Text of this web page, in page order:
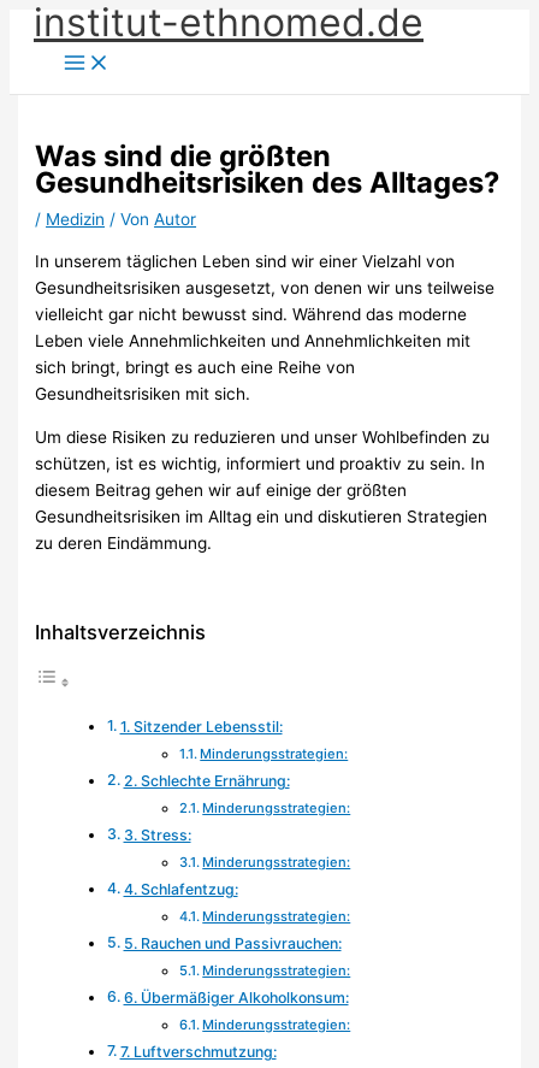
Zum
Inhalt
springen
institut-ethnomed.de
Was sind die größten
Gesundheitsrisiken des Alltages?
/ Medizin / VonAutor
In unserem täglichen Leben sind wir einer Vielzahl von
Gesundheitsrisiken ausgesetzt, von denen wir uns teilweise
vielleicht gar nicht bewusst sind. Während das moderne
Leben viele Annehmlichkeiten und Annehmlichkeiten mit
sich bringt, bringt es auch eine Reihe von
Gesundheitsrisiken mit sich.
Um diese Risiken zu reduzieren und unser Wohlbefinden zu
schützen, ist es wichtig, informiert und proaktiv zu sein. In
diesem Beitrag gehen wir auf einige der größten
Gesundheitsrisiken im Alltag ein und diskutieren Strategien
zu deren Eindämmung.
Inhaltsverzeichnis
1. Sitzender Lebensstil:
Minderungsstrategien:
2. Schlechte Ernährung:
Minderungsstrategien:
3. Stress:
Minderungsstrategien:
4. Schlafentzug:
Minderungsstrategien:
5. Rauchen und Passivrauchen:
Minderungsstrategien:
6. Übermäßiger Alkoholkonsum:
Minderungsstrategien:
7. Luftverschmutzung: